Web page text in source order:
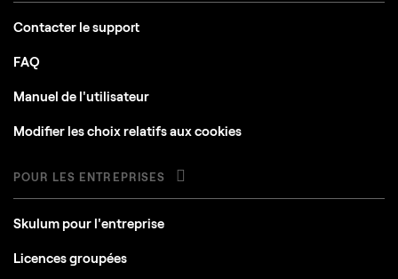
Contacter le support
FAQ
Manuel de l'utilisateur
Modifier les choix relatifs aux cookies
POUR LES ENTREPRISES
Skulum pour l'entreprise
Licences groupées